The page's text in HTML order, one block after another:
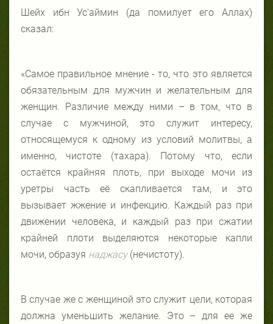
Шейх ибн Ус'аймин (да помилует его Аллах)
сказал:
«Самое правильное мнение - то, что это является
обязательным для мужчин и желательным для
женщин. Различие между ними – в том, что в
случае с мужчиной, это служит интересу,
относящемуся к одному из условий молитвы, а
именно, чистоте (тахара). Потому что, если
остаётся крайняя плоть, при выходе мочи из
уретры часть её скапливается там, и это
вызывает жжение и инфекцию. Каждый раз при
движении человека, и каждый раз при сжатии
крайней плоти выделяются некоторые капли
мочи, образуя наджасу(нечистоту).
В случае же с женщиной это служит цели, которая
должна уменьшить желание. Это – для ее же